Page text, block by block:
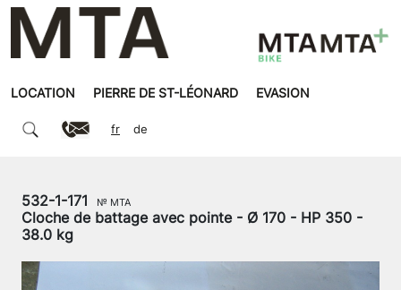
LOCATION PIERRE DE ST-LÉONARD EVASION
fr de
532-1-171 № MTA
Cloche de battage avec pointe - Ø 170 - HP 350 -
38.0 kg